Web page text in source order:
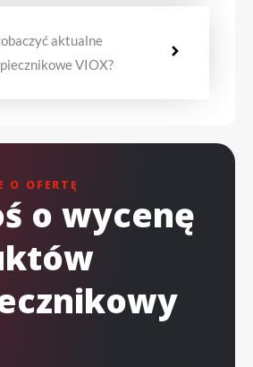
aktualne
VIOX?
O OFERTĘ
o wycenę